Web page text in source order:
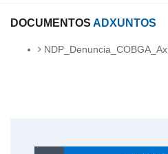
DOCUMENTOS ADXUNTOS